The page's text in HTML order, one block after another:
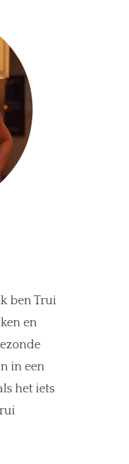
ben Trui
en
in een
het iets